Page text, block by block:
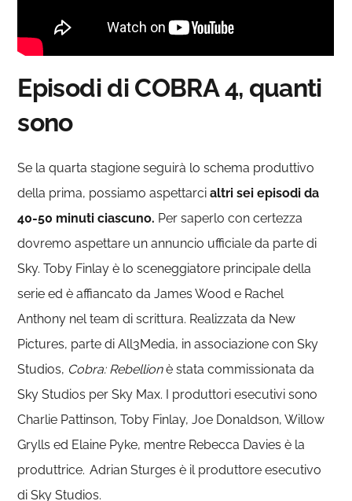
Episodi di COBRA 4, quanti
sono
Se la quarta stagione seguirà lo schema produttivo
della prima, possiamo aspettarcialtri sei episodi da
40-50 minuti ciascuno. Per saperlo con certezza
dovremo aspettare un annuncio ufficiale da parte di
Sky. Toby Finlay è lo sceneggiatore principale della
serie ed è affiancato da James Wood e Rachel
Anthony nel team di scrittura. Realizzata da New
Pictures, parte di All3Media, in associazione con Sky
Studios, Cobra: Rebellionè stata commissionata da
Sky Studios per Sky Max. I produttori esecutivi sono
Charlie Pattinson, Toby Finlay, Joe Donaldson, Willow
Grylls ed Elaine Pyke, mentre Rebecca Davies è la
produttrice. Adrian Sturges è il produttore esecutivo
di Sky Studios.